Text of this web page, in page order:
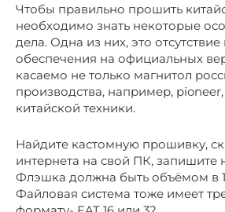
Чтобы правильно прошить
необходимо знать некоторые
дела. Одна из них, это
обеспечения на официальных
касаемо не только магнитол
производства, например,
китайской техники.
Найдите кастомную прошивку,
интернета на свой ПК, запишите
Флэшка должна быть объёмом в 1
Файловая система тоже имеет